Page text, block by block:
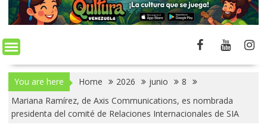
You are here Home 2026 junio
8
Mariana Ramírez, de Axis Communications, es nombrada
presidenta del comité de Relaciones Internacionales de SIA